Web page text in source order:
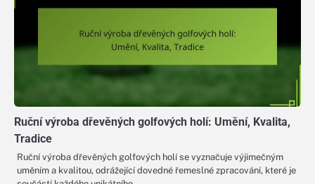
Ruční výroba dřevěných golfových holí: Umění, Kvalita,
Tradice
Ruční výroba dřevěných golfových holí se vyznačuje výjimečným
uměním a kvalitou, odrážející dovedné řemeslné zpracování, které je